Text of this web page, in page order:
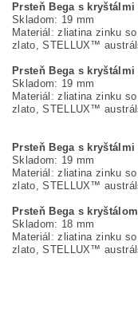
Prsteň Bega s
Skladom: 19 mm
Materiál: zliatina zinku
zlato, STELLUX™
Prsteň Bega s
Skladom: 19 mm
Materiál: zliatina zinku
zlato, STELLUX™
Prsteň Bega s
Skladom: 19 mm
Materiál: zliatina zinku
zlato, STELLUX™
Prsteň Bega s
Skladom: 18 mm
Materiál: zliatina zinku
zlato, STELLUX™